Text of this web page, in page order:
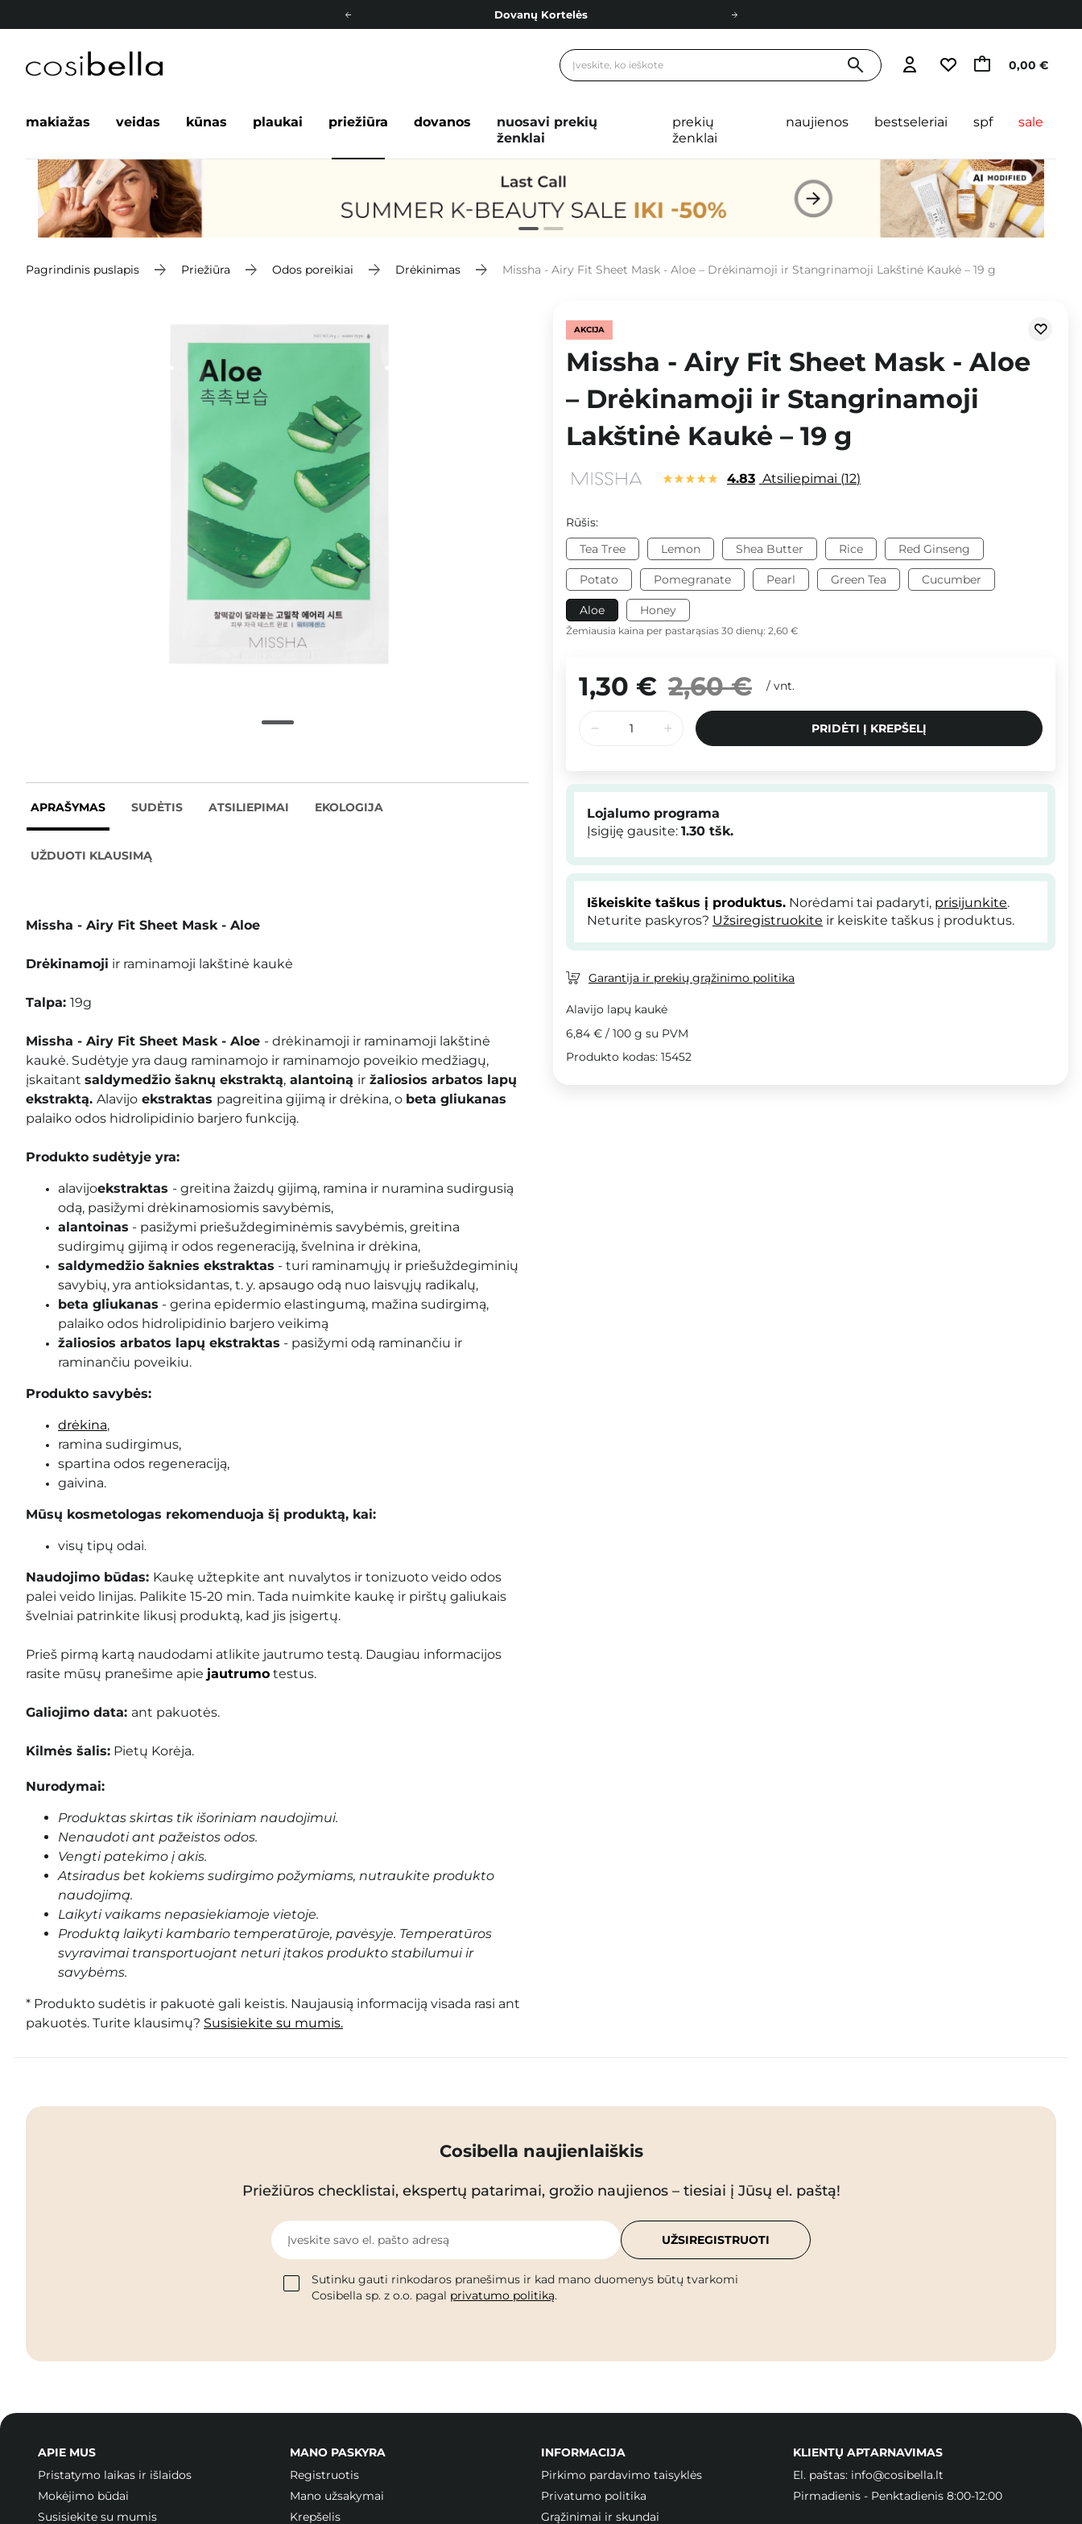
Dovanų Kortelės
Nemokamas pristatymas nuo 40,00 € 0,00 €
makiažas veidas kūnas plaukai priežiūra dovanos
nuosavi prekių
ženklai
prekių
ženklai
naujienos bestseleriai spf sale
Pagrindinis puslapis Priežiūra Odos poreikiai Drėkinimas Missha - Airy Fit Sheet Mask - Aloe – Drėkinamoji ir Stangrinamoji Lakštinė Kaukė – 19 g
APRAŠYMAS SUDĖTIS ATSILIEPIMAI EKOLOGIJA
UŽDUOTI KLAUSIMĄ
Missha - Airy Fit Sheet Mask - Aloe
Drėkinamoji ir raminamoji lakštinė kaukė
Talpa: 19g
Missha - Airy Fit Sheet Mask - Aloe - drėkinamoji ir raminamoji lakštinė
kaukė. Sudėtyje yra daug raminamojo ir raminamojo poveikio medžiagų,
įskaitant saldymedžio šaknų ekstraktą, alantoiną ir žaliosios arbatos lapų
ekstraktą. Alavijo ekstraktas pagreitina gijimą ir drėkina, o beta gliukanas
palaiko odos hidrolipidinio barjero funkciją.
Produkto sudėtyje yra:
alavijoekstraktas - greitina žaizdų gijimą, ramina ir nuramina sudirgusią
odą, pasižymi drėkinamosiomis savybėmis,
alantoinas - pasižymi priešuždegiminėmis savybėmis, greitina
sudirgimų gijimą ir odos regeneraciją, švelnina ir drėkina,
saldymedžio šaknies ekstraktas - turi raminamųjų ir priešuždegiminių
savybių, yra antioksidantas, t. y. apsaugo odą nuo laisvųjų radikalų,
beta gliukanas - gerina epidermio elastingumą, mažina sudirgimą,
palaiko odos hidrolipidinio barjero veikimą
žaliosios arbatos lapų ekstraktas - pasižymi odą raminančiu ir
raminančiu poveikiu.
Produkto savybės:
drėkina,
ramina sudirgimus,
spartina odos regeneraciją,
gaivina.
Mūsų kosmetologas rekomenduoja šį produktą, kai:
visų tipų odai.
Naudojimo būdas: Kaukę užtepkite ant nuvalytos ir tonizuoto veido odos
palei veido linijas. Palikite 15-20 min. Tada nuimkite kaukę ir pirštų galiukais
švelniai patrinkite likusį produktą, kad jis įsigertų.
Prieš pirmą kartą naudodami atlikite jautrumo testą. Daugiau informacijos
rasite mūsų pranešime apie jautrumo testus.
Galiojimo data: ant pakuotės.
Kilmės šalis: Pietų Korėja.
Nurodymai:
Produktas skirtas tik išoriniam naudojimui.
Nenaudoti ant pažeistos odos.
Vengti patekimo į akis.
Atsiradus bet kokiems sudirgimo požymiams, nutraukite produkto
naudojimą.
Laikyti vaikams nepasiekiamoje vietoje.
Produktą laikyti kambario temperatūroje, pavėsyje. Temperatūros
svyravimai transportuojant neturi įtakos produkto stabilumui ir
savybėms.
* Produkto sudėtis ir pakuotė gali keistis. Naujausią informaciją visada rasi ant
pakuotės. Turite klausimų? Susisiekite su mumis.
AKCIJA
Missha - Airy Fit Sheet Mask - Aloe
– Drėkinamoji ir Stangrinamoji
Lakštinė Kaukė – 19 g
4.83 Atsiliepimai 12
Rūšis:
Tea Tree
Lemon Shea Butter Rice Red Ginseng
Potato Pomegranate Pearl Green Tea Cucumber
Aloe Honey
Žemiausia kaina per pastarąsias 30 dienų: 2,60 €
1,30 € 2,60 € / vnt.
PRIDĖTI Į KREPŠELĮ
Lojalumo programa
Įsigiję gausite: 1.30 tšk.
Iškeiskite taškus į produktus. Norėdami tai padaryti, prisijunkite.
Neturite paskyros? Užsiregistruokite ir keiskite taškus į produktus.
Garantija ir prekių grąžinimo politika
Alavijo lapų kaukė
6,84 € / 100 g su PVM
Produkto kodas: 15452
Cosibella naujienlaiškis
Priežiūros checklistai, ekspertų patarimai, grožio naujienos – tiesiai į Jūsų el. paštą!
Įveskite savo el. pašto adresą
Sutinku gauti rinkodaros pranešimus ir kad mano duomenys būtų tvarkomi
Cosibella sp. z o.o. pagal privatumo politiką.
UŽSIREGISTRUOTI
APIE MUS
Pristatymo laikas ir išlaidos
Mokėjimo būdai
Susisiekite su mumis
MANO PASKYRA
Registruotis
Mano užsakymai
Krepšelis
INFORMACIJA
Pirkimo pardavimo taisyklės
Privatumo politika
Grąžinimai ir skundai
KLIENTŲ APTARNAVIMAS
El. paštas: info@cosibella.lt
Pirmadienis - Penktadienis 8:00-12:00